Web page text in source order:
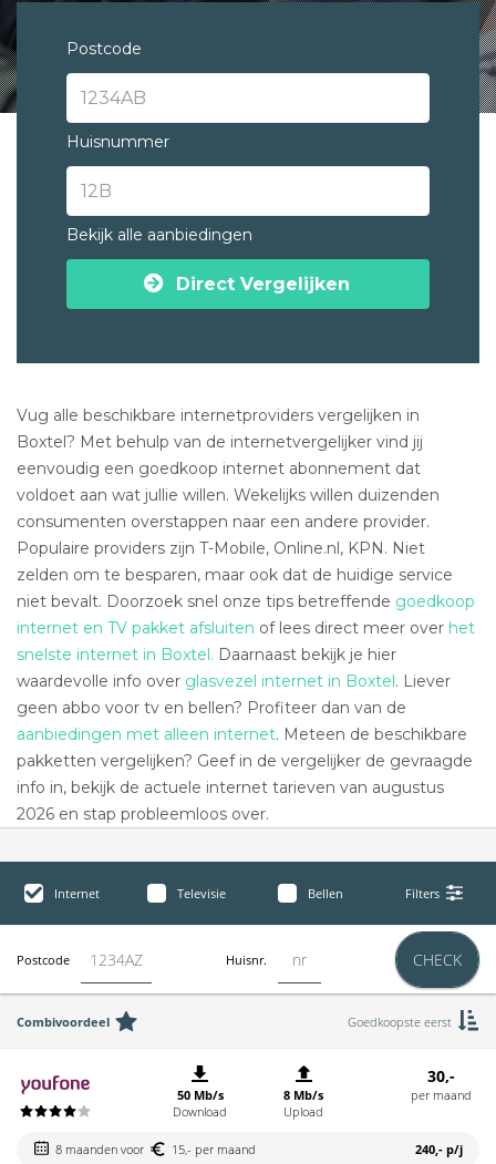
Postcode
Huisnummer
Bekijk alle aanbiedingen
Direct Vergelijken
Vug alle beschikbare internetproviders vergelijken in
Boxtel? Met behulp van de internetvergelijker vind jij
eenvoudig een goedkoop internet abonnement dat
voldoet aan wat jullie willen. Wekelijks willen duizenden
consumenten overstappen naar een andere provider.
Populaire providers zijn T-Mobile, Online.nl, KPN. Niet
zelden om te besparen, maar ook dat de huidige service
niet bevalt. Doorzoek snel onze tips betreffende goedkoop
internet en TV pakket afsluiten of lees direct meer over het
snelste internet in Boxtel. Daarnaast bekijk je hier
waardevolle info over glasvezel internet in Boxtel. Liever
geen abbo voor tv en bellen? Profiteer dan van de
aanbiedingen met alleen internet. Meteen de beschikbare
pakketten vergelijken? Geef in de vergelijker de gevraagde
info in, bekijk de actuele internet tarieven van augustus
2026 en stap probleemloos over.
Internet Televisie Bellen Filters
Postcode Huisnr. CHECK
Combivoordeel Goedkoopste eerst
50 Mb/s
Download
8 Mb/s
Upload
30,-
per maand
8 maanden voor 15,- per maand 240,- p/j